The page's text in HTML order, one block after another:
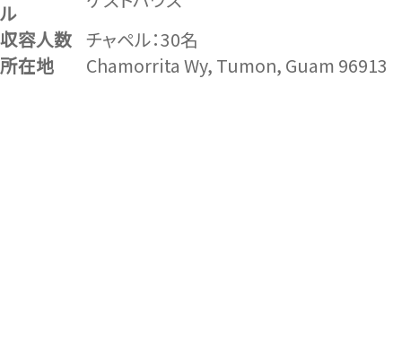
ル
収容人数 チャペル：30名
所在地
Chamorrita Wy, Tumon, Guam 96913